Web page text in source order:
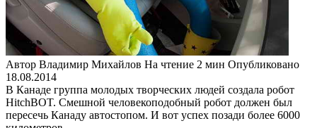
Автор Владимир Михайлов На чтение 2 мин Опубликовано
18.08.2014
В Канаде группа молодых творческих людей создала робот
HitchBOT. Смешной человекоподобный робот должен был
пересечь Канаду автостопом. И вот успех позади более 6000